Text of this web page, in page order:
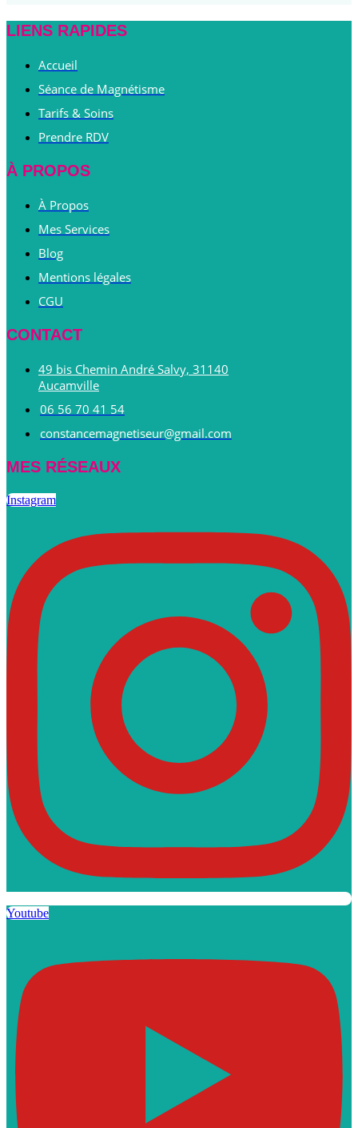
LIENS RAPIDES
Accueil
Séance de Magnétisme
Tarifs & Soins
Prendre RDV
À PROPOS
À Propos
Mes Services
Blog
Mentions légales
CGU
CONTACT
49 bis Chemin André Salvy, 31140
Aucamville
06 56 70 41 54
constancemagnetiseur@gmail.com
MES RÉSEAUX
Instagram
Youtube